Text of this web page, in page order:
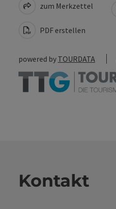
zum Merkzettel
PDF erstellen
powered by TOURDATA
Kontakt